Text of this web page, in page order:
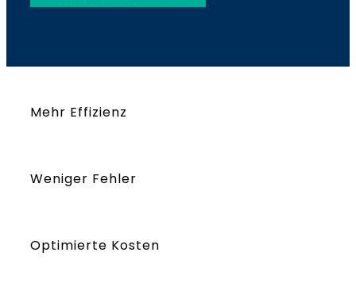
Mehr Effizienz
Weniger Fehler
Optimierte Kosten